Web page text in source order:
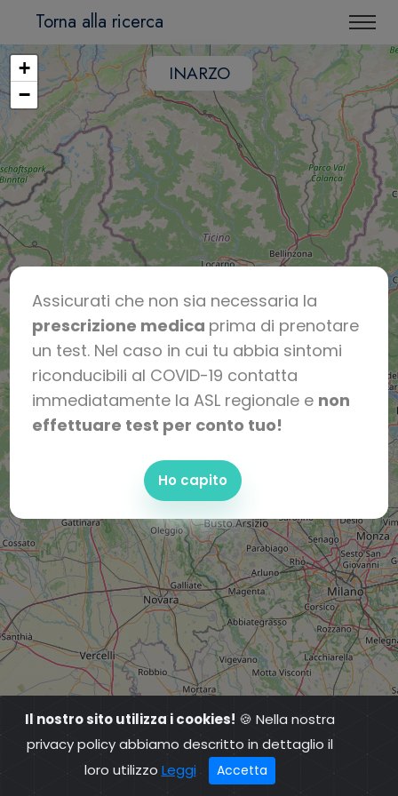
Assicurati che non sia necessaria la
prescrizione medica prima di prenotare
un test. Nel caso in cui tu abbia sintomi
riconducibili al COVID-19 contatta
immediatamente la ASL regionale e non
effettuare test per conto tuo!
Ho capito
Torna alla ricerca
INARZO
+
−
Il nostro sito utilizza i cookies! 🍪 Nella nostra
privacy policy abbiamo descritto in dettaglio il
loro utilizzo Leggi Accetta